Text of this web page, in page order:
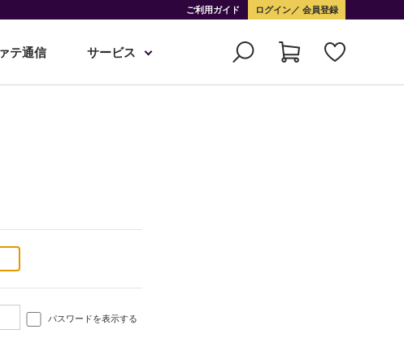
ご利用ガイド ログイン 会員登録
テ通信 サービス
パスワードを表示する